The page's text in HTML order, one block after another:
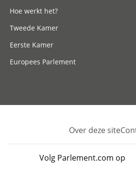
Hoe werkt het?
Tweede Kamer
Eerste Kamer
Europees Parlement
Footer
Over deze site
Volg Parlement.com op